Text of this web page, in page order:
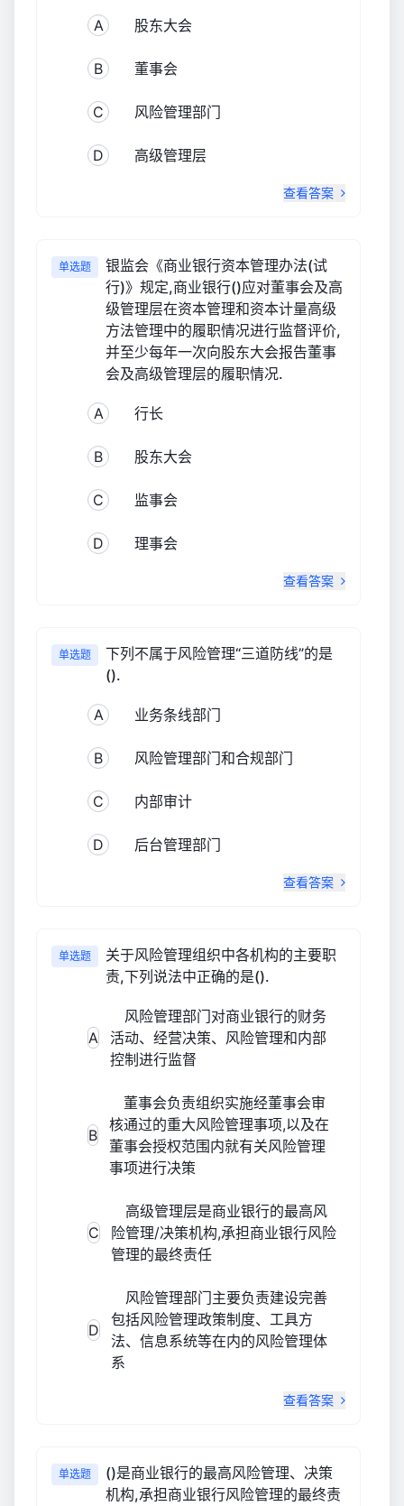
A 股东大会
B 董事会
C 风险管理部门
D 高级管理层
查看答案
单选题
银监会《商业银行资本管理办法(试
行)》规定,商业银行()应对董事会及高
级管理层在资本管理和资本计量高级
方法管理中的履职情况进行监督评价,
并至少每年一次向股东大会报告董事
会及高级管理层的履职情况.
A 行长
B 股东大会
C 监事会
D 理事会
查看答案
单选题
下列不属于风险管理“三道防线”的是
().
A 业务条线部门
B 风险管理部门和合规部门
C 内部审计
D 后台管理部门
查看答案
单选题
关于风险管理组织中各机构的主要职
责,下列说法中正确的是().
A
风险管理部门对商业银行的财务
活动、经营决策、风险管理和内部
控制进行监督
B
董事会负责组织实施经董事会审
核通过的重大风险管理事项,以及在
董事会授权范围内就有关风险管理
事项进行决策
C
高级管理层是商业银行的最高风
险管理/决策机构,承担商业银行风险
管理的最终责任
D
风险管理部门主要负责建设完善
包括风险管理政策制度、工具方
法、信息系统等在内的风险管理体
系
查看答案
单选题
()是商业银行的最高风险管理、决策
机构,承担商业银行风险管理的最终责